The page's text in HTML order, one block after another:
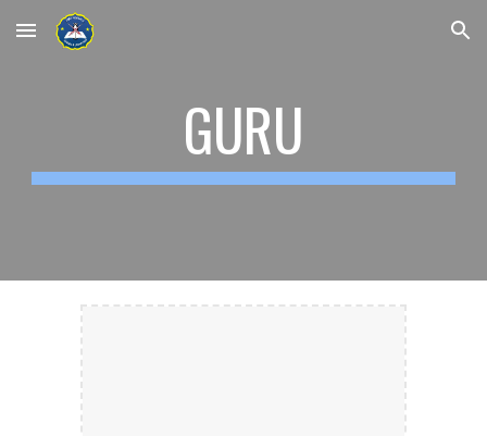
Skip to main content Skip to navigation
GURU